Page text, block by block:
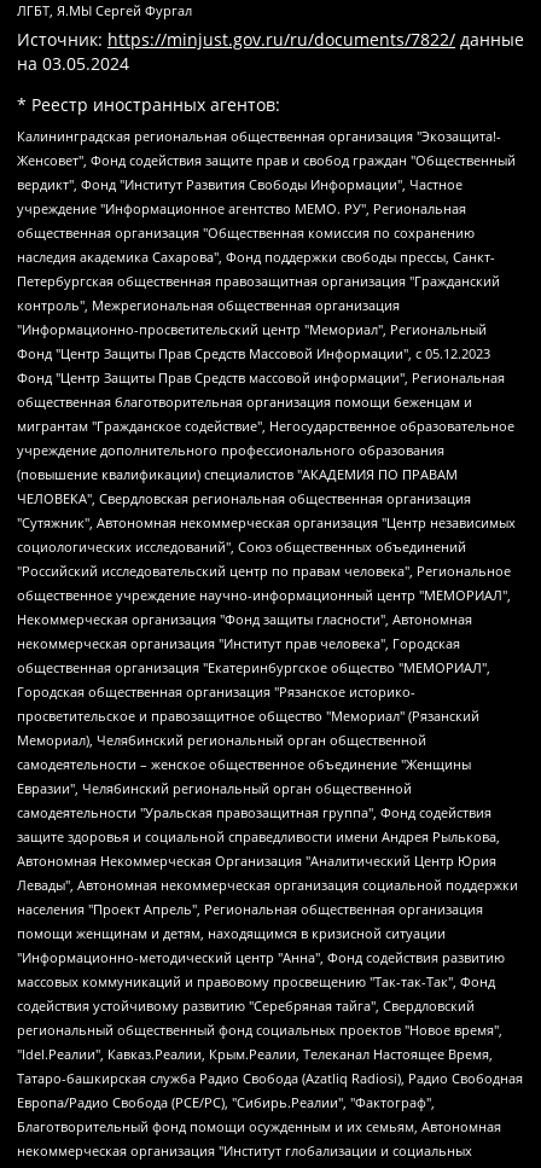
ЛГБТ, Я.МЫ Сергей Фургал
Источник: https://minjust.gov.ru/ru/documents/7822/ данные
на 03.05.2024
* Реестр иностранных агентов:
Калининградская региональная общественная организация "Экозащита!-Женсовет", Фонд содействия защите прав и свобод граждан "Общественный вердикт", Фонд "Институт Развития Свободы Информации", Частное учреждение "Информационное агентство МЕМО. РУ", Региональная общественная организация "Общественная комиссия по сохранению наследия академика Сахарова", Фонд поддержки свободы прессы, Санкт-Петербургская общественная правозащитная организация "Гражданский контроль", Межрегиональная общественная организация "Информационно-просветительский центр "Мемориал", Региональный Фонд "Центр Защиты Прав Средств Массовой Информации", с 05.12.2023 Фонд "Центр Защиты Прав Средств массовой информации", Региональная общественная благотворительная организация помощи беженцам и мигрантам "Гражданское содействие", Негосударственное образовательное учреждение дополнительного профессионального образования (повышение квалификации) специалистов "АКАДЕМИЯ ПО ПРАВАМ ЧЕЛОВЕКА", Свердловская региональная общественная организация "Сутяжник", Автономная некоммерческая организация "Центр независимых социологических исследований", Союз общественных объединений "Российский исследовательский центр по правам человека", Региональное общественное учреждение научно-информационный центр "МЕМОРИАЛ", Некоммерческая организация "Фонд защиты гласности", Автономная некоммерческая организация "Институт прав человека", Городская общественная организация "Екатеринбургское общество "МЕМОРИАЛ", Городская общественная организация "Рязанское историко-просветительское и правозащитное общество "Мемориал" (Рязанский Мемориал), Челябинский региональный орган общественной самодеятельности – женское общественное объединение "Женщины Евразии", Челябинский региональный орган общественной самодеятельности "Уральская правозащитная группа", Фонд содействия защите здоровья и социальной справедливости имени Андрея Рылькова, Автономная Некоммерческая Организация "Аналитический Центр Юрия Левады", Автономная некоммерческая организация социальной поддержки населения "Проект Апрель", Региональная общественная организация помощи женщинам и детям, находящимся в кризисной ситуации "Информационно-методический центр "Анна", Фонд содействия развитию массовых коммуникаций и правовому просвещению "Так-так-Так", Фонд содействия устойчивому развитию "Серебряная тайга", Свердловский региональный общественный фонд социальных проектов "Новое время", "Idel.Реалии", Кавказ.Реалии, Крым.Реалии, Телеканал Настоящее Время, Татаро-башкирская служба Радио Свобода (Azatliq Radiosi), Радио Свободная Европа/Радио Свобода (PCE/PC), "Сибирь.Реалии", "Фактограф", Благотворительный фонд помощи осужденным и их семьям, Автономная некоммерческая организация "Институт глобализации и социальных движений", Фонд "В защиту прав заключенных", Частное учреждение "Центр поддержки и содействия развитию средств массовой информации", Пензенский региональный общественный благотворительный фонд "Гражданский союз", "Север.Реалии", Некоммерческая организация Фонд "Правовая инициатива", Общество с ограниченной ответственностью "Радио Свободная Европа/Радио Свобода", Чешское информационное агентство "MEDIUM-ORIENT", Красноярская региональная общественная организация "Мы против СПИДа", Камалягин Денис Николаевич, Маркелов Сергей Евгеньевич, Пономарев Лев Александрович, Савицкая Людмила Алексеевна, Автономная некоммерческая организация "Центр по работе с проблемой насилия "НАСИЛИЮ.НЕТ", Межрегиональный профессиональный союз работников здравоохранения "Альянс врачей", Юридическое лицо, зарегистрированное в Латвийской Республике, SIA "Medusa Project" (регистрационный номер 40103797863, дата регистрации 10.06.2014), Некоммерческая организация "Фонд по борьбе с коррупцией", Автономная некоммерческая организация "Институт права и публичной политики", Баданин Роман Сергеевич, Гликин Максим Александрович, Железнова Мария Михайловна, Лукьянова Юлия Сергеевна, Маетная Елизавета Витальевна, Маняхин Петр Борисович, Чуракова Ольга Владимировна, Ярош Юлия Петровна, Юридическое лицо "The Insider SIA", зарегистрированное в Риге, Латвийская Республика (дата регистрации 26.06.2015), являющееся администратором доменного имени интернет-издания "The Insider SIA", https://theins.ru, Постернак Алексей Евгеньевич, Рубин Михаил Аркадьевич, Анин Роман Александрович, Юридическое лицо Istories fonds, зарегистрированное в Латвийской Республике (регистрационный номер 50008295751, дата регистрации 24.02.2020), Великовский Дмитрий Александрович, Долинина Ирина Николаевна, Мароховская Алеся Алексеевна, Шлейнов Роман Юрьевич, Шмагун Олеся Валентиновна, Общество с ограниченной ответственностью "Альтаир 2021", Общество с ограниченной ответственностью "Вега 2021", Общество с ограниченной ответственностью "Главный редактор 2021", Общество с ограниченной ответственностью "Ромашки монолит", Важенков Артем Валерьевич, Ивановская областная общественная организация "Центр гендерных исследований", Гурман Юрий Альбертович, Медиапроект "ОВД-Инфо", Егоров Владимир Владимирович, Жилинский Владимир Александрович, Общество с ограниченной ответственностью "ЗП", Иванова София Юрьевна, Карезина Инна Павловна, Кильтау Екатерина Викторовна, Петров Алексей Викторович, Пискунов Сергей Евгеньевич, Смирнов Сергей Сергеевич, Тихонов Михаил Сергеевич, Общество с ограниченной ответственностью "ЖУРНАЛИСТ-ИНОСТРАННЫЙ АГЕНТ", Арапова Галина Юрьевна, Вольтская Татьяна Анатольевна, Американская компания "Mason G.E.S. Anonymous Foundation" (США), являющаяся владельцем интернет-издания https://mnews.world/, Компания "Stichting Bellingcat", зарегистрированная в Нидерландах (дата регистрации 11.07.2018), Захаров Андрей Вячеславович, Клепиковская Екатерина Дмитриевна, Общество с ограниченной ответственностью "МЕМО", Перл Роман Александрович, Симонов Евгений Алексеевич, Соловьева Елена Анатольевна, Сотников Даниил Владимирович, Сурначева Елизавета Дмитриевна, Автономная некоммерческая организация по защите прав человека и информированию населения "Якутия – Наше Мнение", Общество с ограниченной ответственностью "Москоу диджитал медиа", с 26.01.2023 Общество с ограниченной ответственностью "Чайка Белые сады", Ветошкина Валерия Валерьевна, Заговора Максим Александрович, Межрегиональное общественное движение "Российская ЛГБТ - сеть", Оленичев Максим Владимирович, Павлов Иван Юрьевич, Скворцова Елена Сергеевна, Общество с ограниченной ответственностью "Как бы инагент", Кочетков Игорь Викторович, Общество с ограниченной ответственностью "Честные выборы", Еланчик Олег Александрович, Общество с ограниченной ответственностью "Нобелевский призыв", Гималова Регина Эмилевна, Григорьев Андрей Валерьевич, Григорьева Алина Александровна, Ассоциация по содействию защите прав призывников, альтернативнослужащих и военнослужащих "Правозащитная группа "Гражданин.Армия.Право", Хисамова Регина Фаритовна, Автономная некоммерческая организация по реализации социально-правовых программ "Лилит", Дальневосточное общественное движение "Маяк", Санкт-Петербургская ЛГБТ-инициативная группа "Выход", Инициативная группа ЛГБТ+ "Реверс", Алексеев Андрей Викторович, Бекбулатова Таисия Львовна, Беляев Иван Михайлович, Владыкина Елена Сергеевна, Гельман Марат Александрович, Никульшина Вероника Юрьевна, Толоконникова Надежда Андреевна, Шендерович Виктор Анатольевич, Общество с ограниченной ответственностью "Данное сообщение", Общество с ограниченной ответственностью Издательский дом "Новая глава", Айнбиндер Александра Александровна, Московский комьюнити-центр для ЛГБТ+инициатив, Благотворительный фонд развития филантропии, Deutsche Welle (Германия, Kurt-Schumacher-Strasse 3, 53113 Bonn), Борзунова Мария Михайловна, Воробьев Виктор Викторович, Голубева Анна Львовна, Константинова Алла Михайловна, Малкова Ирина Владимировна, Мурадов Мурад Абдулгалимович, Осетинская Елизавета Николаевна, Понасенков Евгений Николаевич, Ганапольский Матвей Юрьевич, Киселев Евгений Алексеевич, Борухович Ирина Григорьевна, Дремин Иван Тимофеевич, Дубровский Дмитрий Викторович, Красноярская региональная общественная организация поддержки и развития альтернативных образовательных технологий и межкультурных коммуникаций "ИНТЕРРА", Маяковская Екатерина Алексеевна, Фейгин Марк Захарович, Филимонов Андрей Викторович, Дзугкоева Регина Николаевна, Доброхотов Роман Александрович, Дудь Юрий Александрович, Елкин Сергей Владимирович, Кругликов Кирилл Игоревич, Сабунаева Мария Леонидовна, Семенов Алексей Владимирович, Шаинян Карен Багратович, Шульман Екатерина Михайловна, Асафьев Артур Валерьевич, Вахштайн Виктор Семенович, Венедиктов Алексей Алексеевич, Лушникова Екатерина Евгеньевна, Волков Леонид Михайлович, Невзоров Александр Глебович, Пархоменко Сергей Борисович, Сироткин Ярослав Николаевич, Кара-Мурза Владимир Владимирович, Баранова Наталья Владимировна, Гозман Леонид Яковлевич, Кагарлицкий Борис Юльевич, Климарев Михаил Валерьевич, Милов Владимир Станиславович, Автономная некоммерческая организация Краснодарский центр современного искусства "Типография", Моргенштерн Алишер Тагирович, Соболь Любовь Эдуардовна, Общество с ограниченной ответственностью "ЛИЗА НОРМ", Каспаров Гарри Кимович, Ходорковский Михаил Борисович, Общество с ограниченной ответственностью "Апрельские тезисы", Данилович Ирина Брониславовна, Кашин Олег Владимирович, Петров Николай Владимирович, Пивоваров Алексей Владимирович, Соколов Михаил Владимирович, Цветкова Юлия Владимировна, Чичваркин Евгений Александрович, Комитет против пыток/Команда против пыток, Общество с ограниченной ответственностью "Первый научный", Общество с ограниченной ответственностью "Вертолет и ко", Белоцерковская Вероника Борисовна, Кац Максим Евгеньевич, Лазарева Татьяна Юрьевна, Шаведдинов Руслан Табризович, Яшин Илья Валерьевич, Общество с ограниченной ответственностью "Иноагент ААВ", Алешковский Дмитрий Петрович, Альбац Евгения Марковна, Быков Дмитрий Львович, Галямина Юлия Евгеньевна, Лойко Сергей Леонидович, Мартынов Кирилл Константинович, Медведев Сергей Александрович, Крашенинников Федор Геннадиевич, Гордеева Катерина Вл